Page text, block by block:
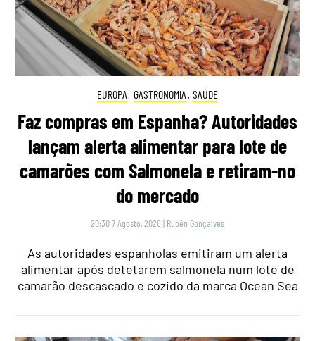
EUROPA, GASTRONOMIA , SAÚDE
Faz compras em Espanha? Autoridades
lançam alerta alimentar para lote de
camarões com Salmonela e retiram-no
do mercado
20:30 7 Agosto, 2026 | Rubén Gonçalves
As autoridades espanholas emitiram um alerta
alimentar após detetarem salmonela num lote de
camarão descascado e cozido da marca Ocean Sea